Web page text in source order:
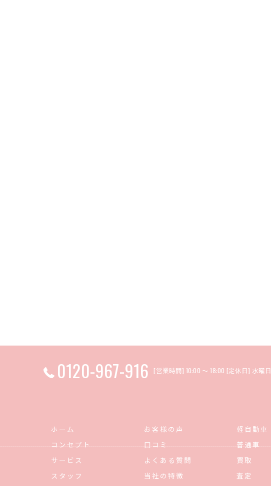
0120-967-916 [営業時間] 10:00 〜 18:00 [定休日] 水曜日
ホーム
コンセプト
サービス
スタッフ
お客様の声
口コミ
よくある質問
当社の特徴
軽自動車
普通車
買取
査定